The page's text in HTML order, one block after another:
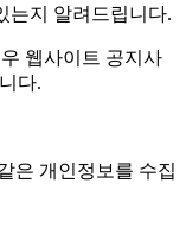
는지 알려드립니다.
웹사이트 공지사
다.
은 개인정보를 수집